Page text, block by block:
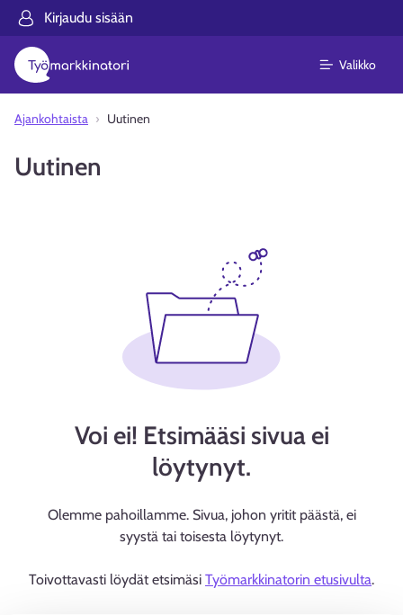
Kirjaudu sisään
Valikko
Ajankohtaista Uutinen
Uutinen
Voi ei! Etsimääsi sivua ei
löytynyt.
Olemme pahoillamme. Sivua, johon yritit päästä, ei
syystä tai toisesta löytynyt.
Toivottavasti löydät etsimäsi Työmarkkinatorin etusivulta.